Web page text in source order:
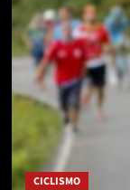
italiano
ciclismo
successo
Addesi
CICLISMO